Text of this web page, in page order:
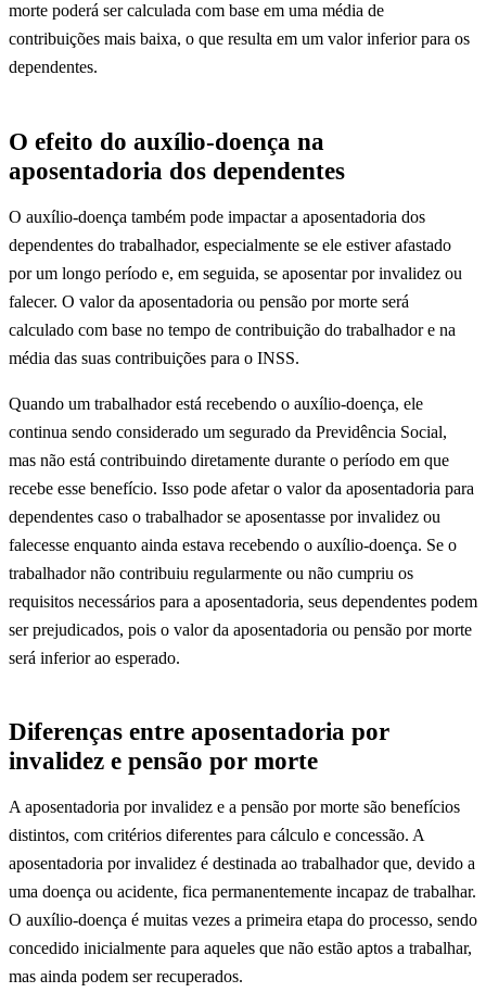
morte poderá ser calculada com base em uma média de
contribuições mais baixa, o que resulta em um valor inferior para os
dependentes.
O efeito do auxílio-doença na
aposentadoria dos dependentes
O auxílio-doença também pode impactar a aposentadoria dos
dependentes do trabalhador, especialmente se ele estiver afastado
por um longo período e, em seguida, se aposentar por invalidez ou
falecer. O valor da aposentadoria ou pensão por morte será
calculado com base no tempo de contribuição do trabalhador e na
média das suas contribuições para o INSS.
Quando um trabalhador está recebendo o auxílio-doença, ele
continua sendo considerado um segurado da Previdência Social,
mas não está contribuindo diretamente durante o período em que
recebe esse benefício. Isso pode afetar o valor da aposentadoria para
dependentes caso o trabalhador se aposentasse por invalidez ou
falecesse enquanto ainda estava recebendo o auxílio-doença. Se o
trabalhador não contribuiu regularmente ou não cumpriu os
requisitos necessários para a aposentadoria, seus dependentes podem
ser prejudicados, pois o valor da aposentadoria ou pensão por morte
será inferior ao esperado.
Diferenças entre aposentadoria por
invalidez e pensão por morte
A aposentadoria por invalidez e a pensão por morte são benefícios
distintos, com critérios diferentes para cálculo e concessão. A
aposentadoria por invalidez é destinada ao trabalhador que, devido a
uma doença ou acidente, fica permanentemente incapaz de trabalhar.
O auxílio-doença é muitas vezes a primeira etapa do processo, sendo
concedido inicialmente para aqueles que não estão aptos a trabalhar,
mas ainda podem ser recuperados.